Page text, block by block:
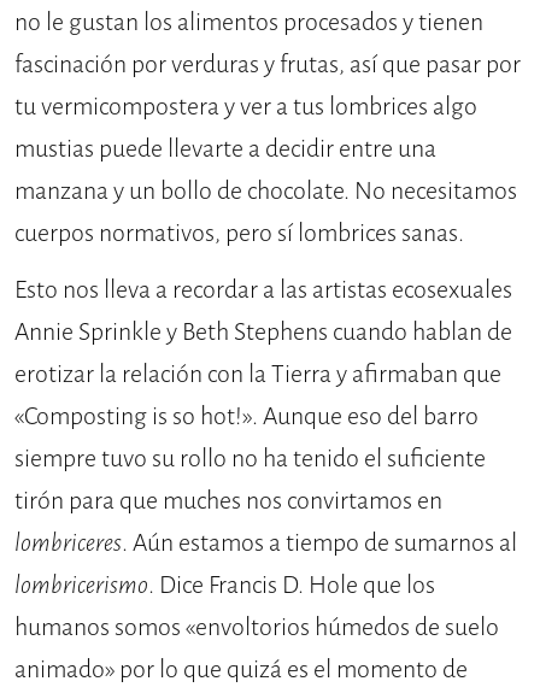
no le gustan los alimentos procesados y tienen
fascinación por verduras y frutas, así que pasar por
tu vermicompostera y ver a tus lombrices algo
mustias puede llevarte a decidir entre una
manzana y un bollo de chocolate. No necesitamos
cuerpos normativos, pero sí lombrices sanas.
Esto nos lleva a recordar a las artistas ecosexuales
Annie Sprinkle y Beth Stephens cuando hablan de
erotizar la relación con la Tierra y afirmaban que
«Composting is so hot!». Aunque eso del barro
siempre tuvo su rollo no ha tenido el suficiente
tirón para que muches nos convirtamos en
lombriceres. Aún estamos a tiempo de sumarnos al
lombricerismo. Dice Francis D. Hole que los
humanos somos «envoltorios húmedos de suelo
animado» por lo que quizá es el momento de